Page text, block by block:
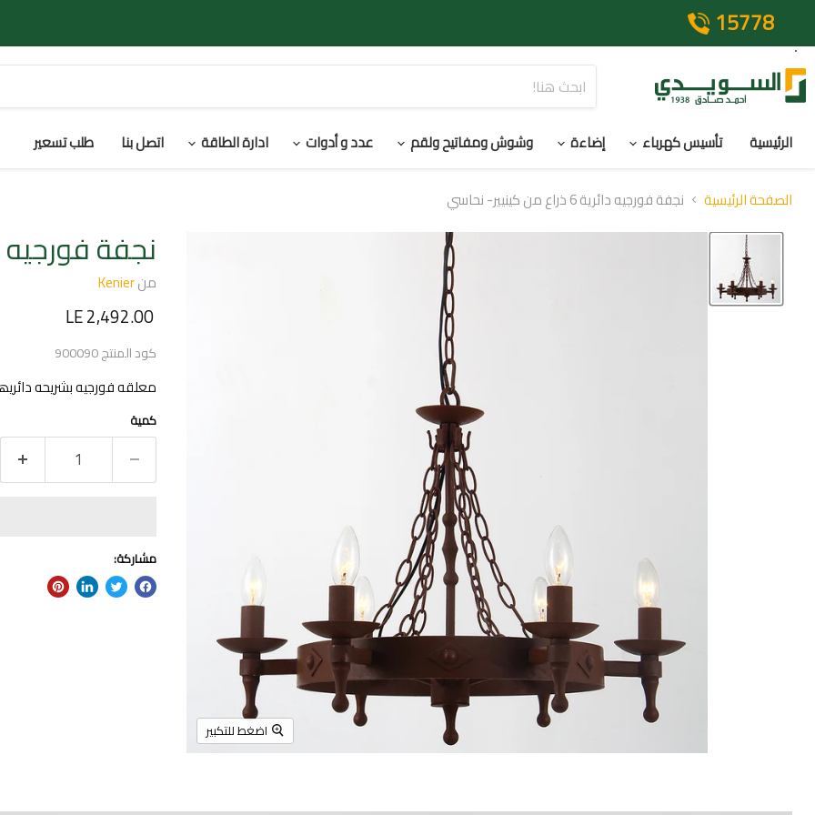
15778
الرئيسية تأسيس كهرباء إضاءة وشوش ومفاتيح ولقم عدد و أدوات ادارة الطاقة اتصل بنا طلب تسعير
الصفحة الرئيسية نجفة فورجيه دائرية 6 ذراع من كينيير- نحاسي
اضغط للتكبير
نجفة فورجيه دائرية 6 ذراع
منKenier
السعر الحالي
LE 2,492.00
كود المنتج900090
معلقه فورجیه بشریحه دائریھه ب6 زراع علي شكل
كمية
مشاركة: